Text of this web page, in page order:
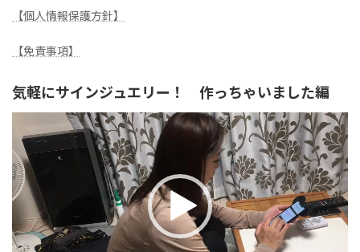
【個人情報保護方針】
【免責事項】
気軽にサインジュエリー！ 作っちゃいました編
画
プ
レ
ー
ヤ